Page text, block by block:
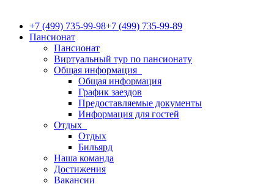
+7 (499) 735-99-98+7 (499) 735-99-89
Пансионат
Пансионат
Виртуальный тур по пансионату
Общая информация
Общая информация
График заездов
Предоставляемые документы
Информация для гостей
Отдых
Отдых
Бильярд
Наша команда
Достижения
Вакансии